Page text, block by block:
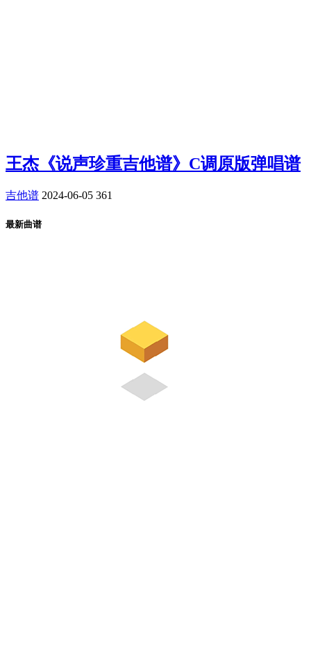
王杰《说声珍重吉他谱》C调原版弹唱谱
吉他谱 2024-06-05 361
最新曲谱